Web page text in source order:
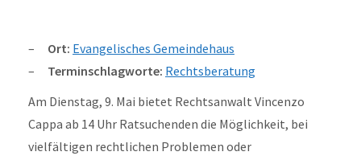
Ort: Evangelisches Gemeindehaus
Terminschlagworte: Rechtsberatung
Am Dienstag, 9. Mai bietet Rechtsanwalt Vincenzo
Cappa ab 14 Uhr Ratsuchenden die Möglichkeit, bei
vielfältigen rechtlichen Problemen oder